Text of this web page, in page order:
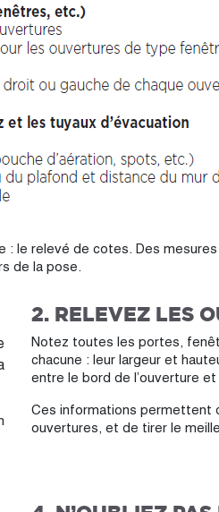
: le relevé de cotes. Des
de la pose.
2. RELEVEZ LES
Notez toutes les portes,
chacune : leur largeur et
entre le bord de l’ouverture
Ces informations permettent
ouvertures, et de tirer le